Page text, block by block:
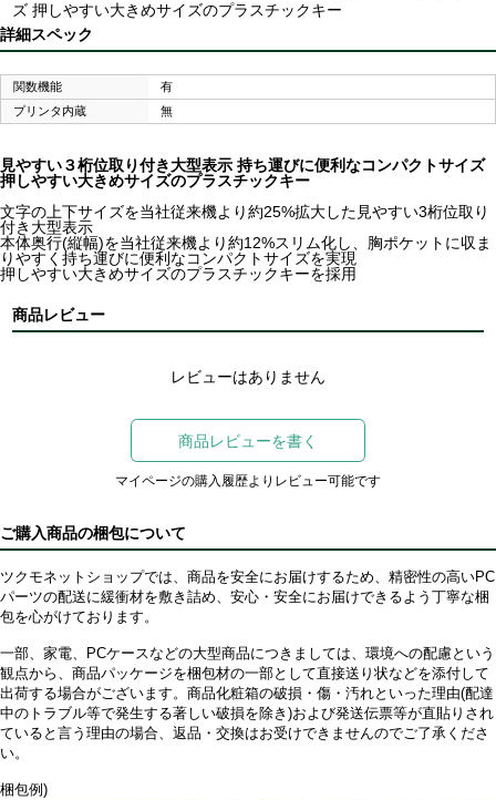
ズ 押しやすい大きめサイズのプラスチックキー
詳細スペック
関数機能
有
プリンタ内蔵
無
見やすい３桁位取り付き大型表示 持ち運びに便利なコンパクトサイズ
押しやすい大きめサイズのプラスチックキー
文字の上下サイズを当社従来機より約25%拡大した見やすい3桁位取り
付き大型表示
本体奥行(縦幅)を当社従来機より約12%スリム化し、胸ポケットに収ま
りやすく持ち運びに便利なコンパクトサイズを実現
押しやすい大きめサイズのプラスチックキーを採用
商品レビュー
レビューはありません
商品レビューを書く
マイページの購入履歴よりレビュー可能です
ご購入商品の梱包について
ツクモネットショップでは、商品を安全にお届けするため、精密性の高いPC
パーツの配送に緩衝材を敷き詰め、安心・安全にお届けできるよう丁寧な梱
包を心がけております。
一部、家電、PCケースなどの大型商品につきましては、環境への配慮という
観点から、商品パッケージを梱包材の一部として直接送り状などを添付して
出荷する場合がございます。商品化粧箱の破損・傷・汚れといった理由(配達
中のトラブル等で発生する著しい破損を除き)および発送伝票等が直貼りされ
ていると言う理由の場合、返品・交換はお受けできませんのでご了承くださ
い。
梱包例)